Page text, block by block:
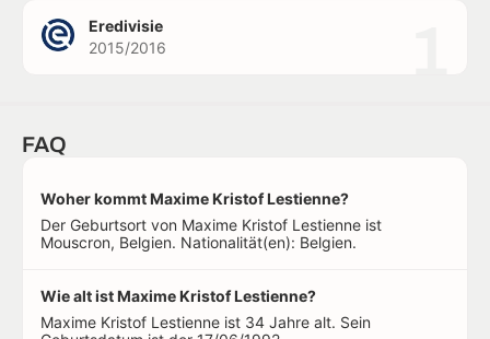
Eredivisie
2015/2016
FAQ
Woher kommt Maxime Kristof Lestienne?
Der Geburtsort von Maxime Kristof Lestienne ist
Mouscron, Belgien. Nationalität(en): Belgien.
Wie alt ist Maxime Kristof Lestienne?
Maxime Kristof Lestienne ist 34 Jahre alt. Sein